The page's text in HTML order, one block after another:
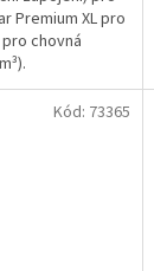
Premium XL pro
pro chovná
Kód: 73365